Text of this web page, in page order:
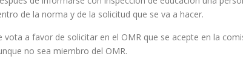
de la norma y de la solicitud que se va a hacer.
vota a favor de solicitar en el OMR que se acepte en la
no sea miembro del OMR.